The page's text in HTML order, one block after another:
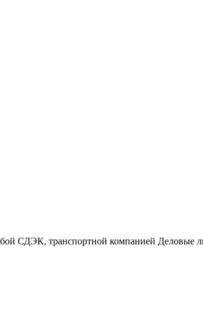
СДЭК, транспортной компанией Деловые